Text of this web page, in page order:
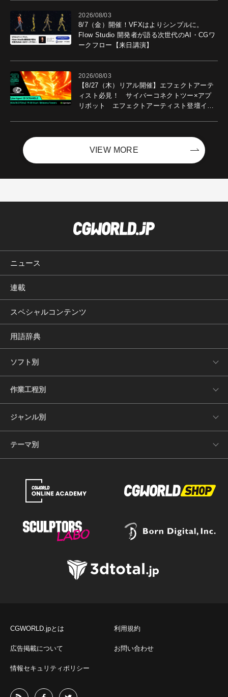
2026/08/03
8/7（金）開催！VFXはよりシンプルに。
Flow Studio 開発者が語る次世代のAI・CGワ
ークフロー【来日講演】
2026/08/03
【8/27（木）リアル開催】エフェクトアーテ
ィスト必見！ サイバーコネクトツー×アプ
リボット エフェクトアーティスト登壇イベ
VIEW MORE
ニュース
連載
スペシャルコンテンツ
用語辞典
ソフト別
作業工程別
ジャンル別
テーマ別
CGWORLD.jpとは 利用規約
広告掲載について お問い合わせ
情報セキュリティポリシー